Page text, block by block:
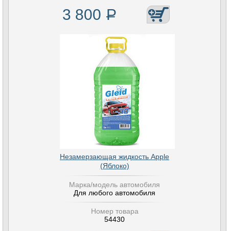
3 800 Р
Незамерзающая жидкость Apple
(Яблоко)
Марка/модель автомобиля
Для любого автомобиля
Номер товара
54430